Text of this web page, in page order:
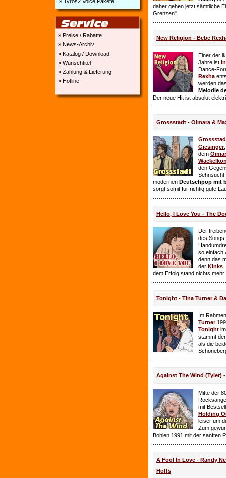
» Preise / Rabatte
» News-Archiv
» Katalog / Download
» Wunschtitel
» Zahlung & Lieferung
» Hotline
daher gehen jetzt sämtliche
Grenzen".
New Religion - Bebe
Einer der
Jahre ist
Dance-
Rexha
werden
Melodie
Der neue Hit ist absolut
Grossstadt - Oimara &
Giesinger
dem
den
Sehnsucht
modernen Deutschpop mit
sorgt somit für richtig gute
Hello, I Love You - The
Der
des
so einfach
denn das
der Kinks
dem Erfolg stand nichts mehr
Tonight - Tina Turner &
Im
Turner
Tonight
stammt
als die
Against The Wind (Tyler)
Mitte der
mit
Holding
leiser um
Zum
Bohlen 1991 mit der sanften
A Fool In Love - Randy
Hoffs